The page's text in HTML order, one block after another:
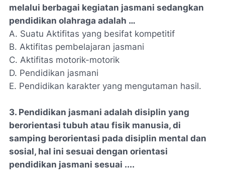
melalui berbagai kegiatan jasmani sedangkan
pendidikan olahraga adalah …
A. Suatu Aktifitas yang besifat kompetitif
B. Aktifitas pembelajaran jasmani
C. Aktifitas motorik-motorik
D. Pendidikan jasmani
E. Pendidikan karakter yang mengutaman hasil.
3. Pendidikan jasmani adalah disiplin yang
berorientasi tubuh atau fisik manusia, di
samping berorientasi pada disiplin mental dan
sosial, hal ini sesuai dengan orientasi
pendidikan jasmani sesuai ....